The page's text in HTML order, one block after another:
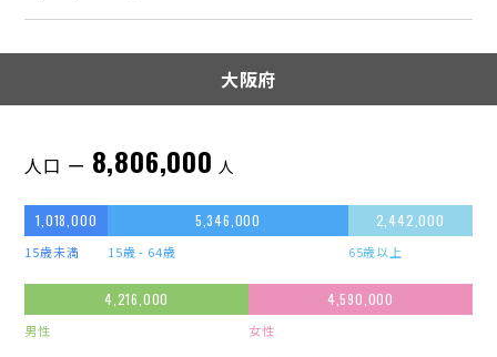
大阪府
人口 ー 8,806,000 人
1,018,000
15歳未満
5,346,000
15歳 - 64歳
2,442,000
65歳以上
4,216,000
男性
4,590,000
女性